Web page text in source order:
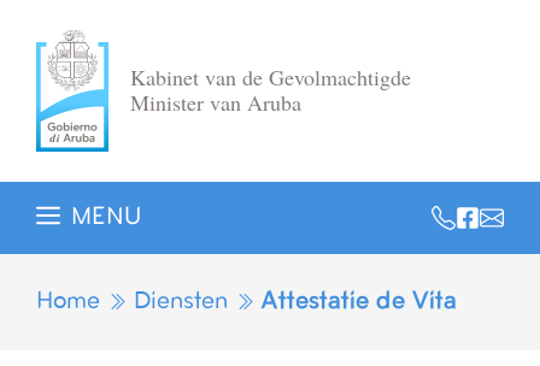
naar
inhoud
Kabinet van de Gevolmachtigde
Minister van Aruba
MENU
Home Diensten Attestatie de Vita